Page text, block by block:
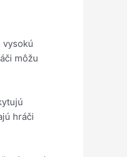
vysokú
môžu
hráči